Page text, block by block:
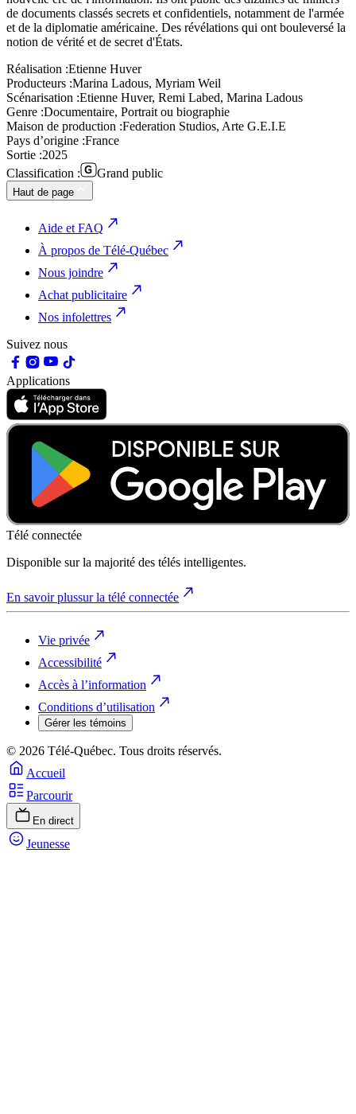
de documents classés secrets et confidentiels, notamment de l'armée
et de la diplomatie américaine. Des révélations qui ont bouleversé la
notion de vérité et de secret d'États.
Réalisation :Etienne Huver
Producteurs :Marina Ladous, Myriam Weil
Scénarisation :Etienne Huver, Remi Labed, Marina Ladous
Genre :Documentaire, Portrait ou biographie
Maison de production :Federation Studios, Arte G.E.I.E
Pays d’origine :France
Sortie :2025
Classification :
Grand public
Haut de page
Aide et FAQ
À propos de Télé-Québec
Nous joindre
Achat publicitaire
Nos infolettres
Suivez nous
Applications
Télé connectée
Disponible sur la majorité des télés intelligentes.
En savoir plussur la télé connectée
Vie privée
Accessibilité
Accès à l’information
Conditions d’utilisation
Gérer les témoins
© 2026 Télé-Québec. Tous droits réservés.
Accueil
Parcourir
En direct
Jeunesse